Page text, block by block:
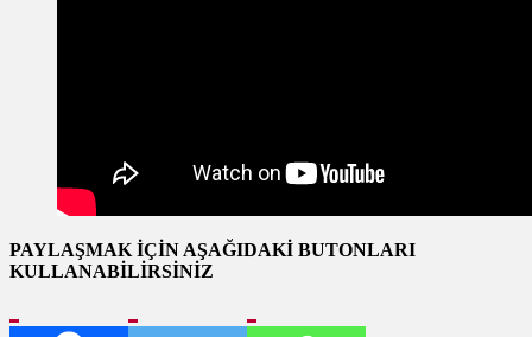
PAYLAŞMAK İÇİN AŞAĞIDAKİ BUTONLARI
KULLANABİLİRSİNİZ